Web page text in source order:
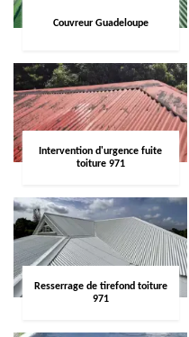
Couvreur Guadeloupe
Intervention d'urgence fuite
toiture 971
Resserrage de tirefond toiture
971